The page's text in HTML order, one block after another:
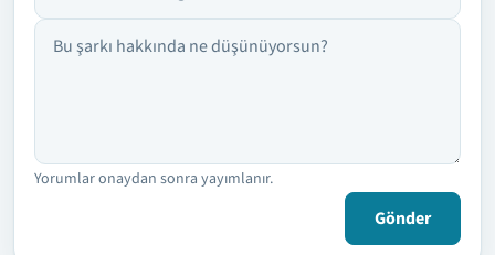
Yorumlar onaydan sonra yayımlanır.
Gönder